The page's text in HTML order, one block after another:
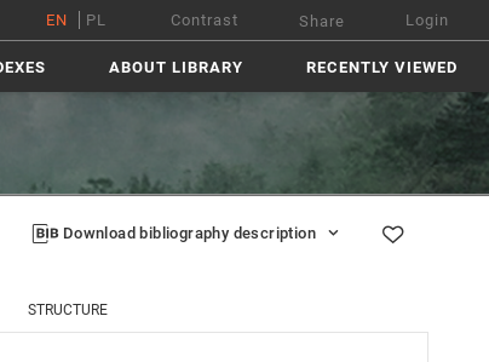
EN PL Contrast Share Login
ABOUT LIBRARY RECENTLY VIEWED
Download bibliography description
STRUCTURE